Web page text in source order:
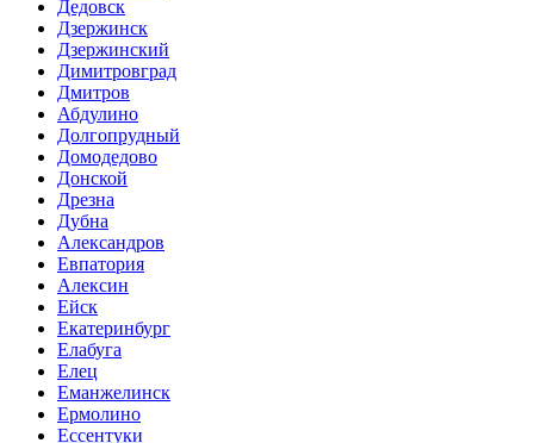
Дедовск
Дзержинск
Дзержинский
Димитровград
Дмитров
Абдулино
Долгопрудный
Домодедово
Донской
Дрезна
Дубна
Александров
Евпатория
Алексин
Ейск
Екатеринбург
Елабуга
Елец
Еманжелинск
Ермолино
Ессентуки